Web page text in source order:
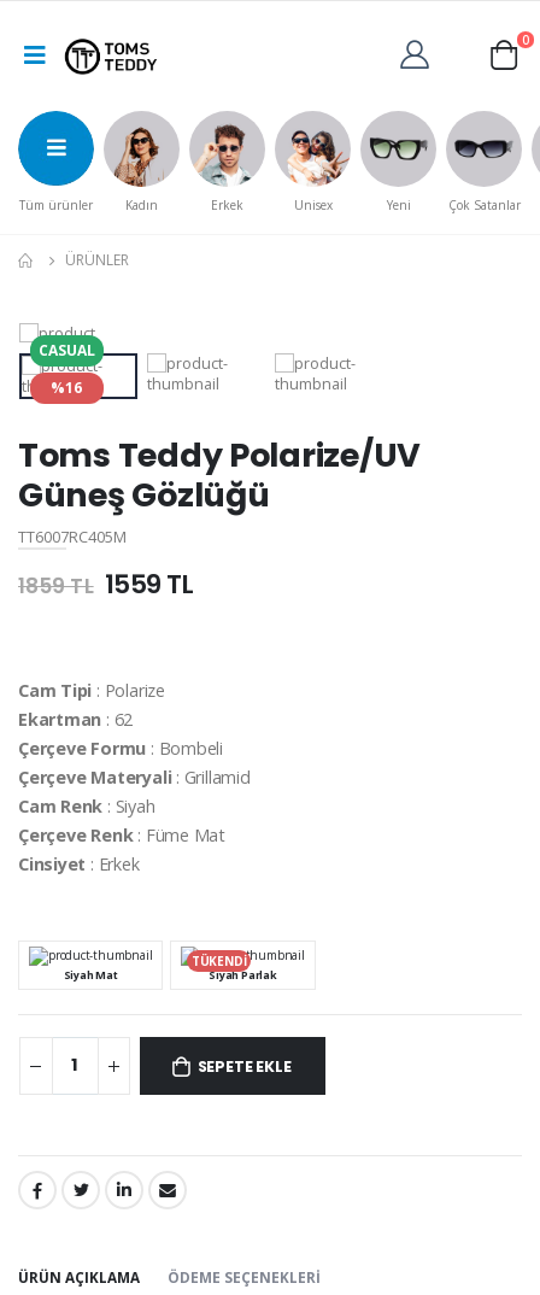
0
Tüm ürünler Kadın Erkek Unisex Yeni Çok Satanlar
ÜRÜNLER
CASUAL
%16
Toms Teddy Polarize/UV
Güneş Gözlüğü
TT6007RC405M
1859 TL 1559 TL
Cam Tipi : Polarize
Ekartman : 62
Çerçeve Formu : Bombeli
Çerçeve Materyali: Grillamid
Cam Renk : Siyah
Çerçeve Renk: Füme Mat
Cinsiyet : Erkek
Siyah Mat Siyah Parlak
TÜKENDİ
SEPETE EKLE
PAYLAŞ:
ÜRÜN AÇIKLAMA ÖDEME SEÇENEKLERI